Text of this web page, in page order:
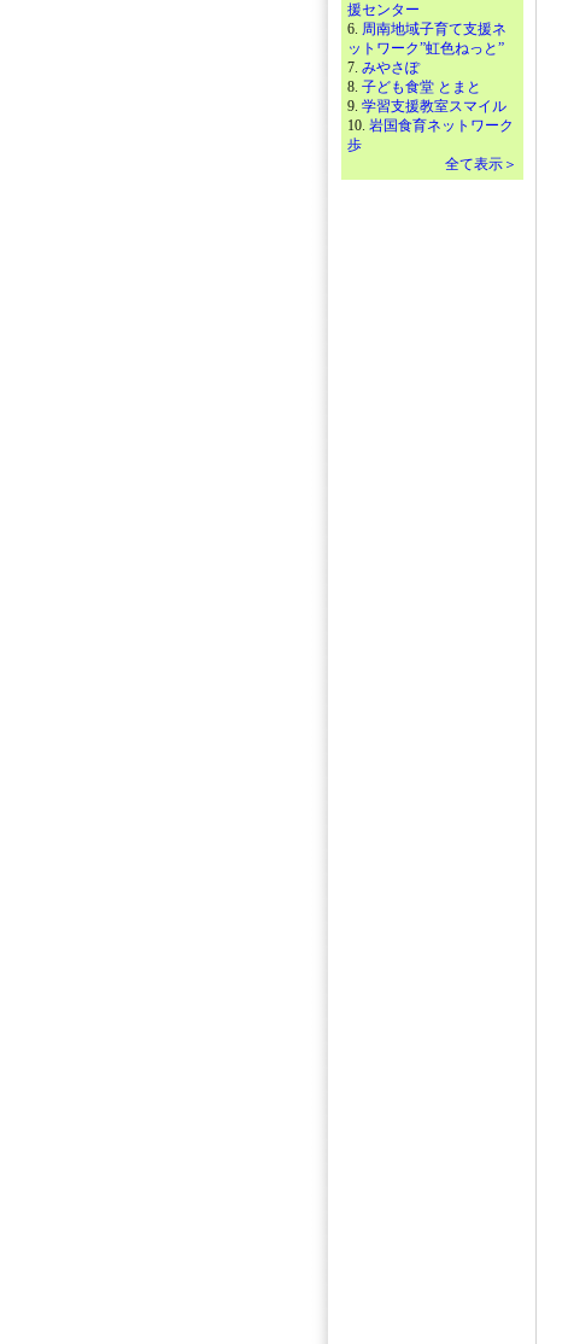
援センター
6. 周南地域子育て支援ネ
ットワーク”虹色ねっと”
7. みやさぽ
8. 子ども食堂 とまと
9. 学習支援教室スマイル
10. 岩国食育ネットワーク
歩
全て表示＞